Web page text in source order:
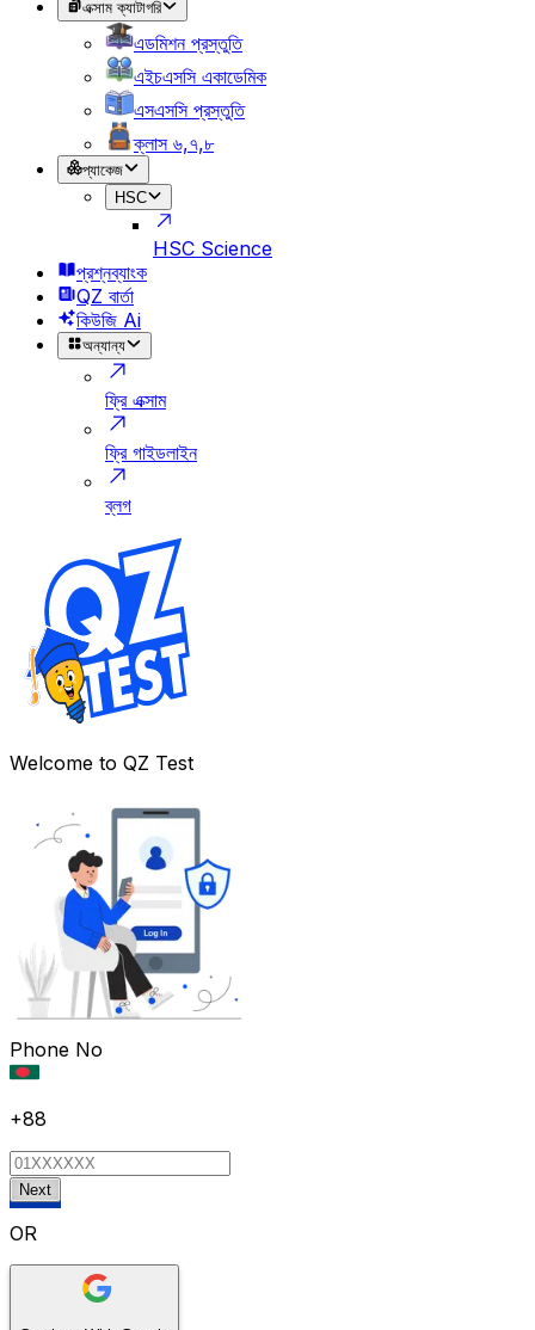
এক্সাম ক্যাটাগরি
এডমিশন প্রস্তুতি
এইচএসসি একাডেমিক
এসএসসি প্রস্তুতি
ক্লাস ৬,৭,৮
প্যাকেজ
HSC
HSC Science
প্রশ্নব্যাংক
QZ বার্তা
কিউজি Ai
অন্যান্য
ফ্রি এক্সাম
ফ্রি গাইডলাইন
ব্লগ
Welcome to QZ Test
Phone No
+88
Next
OR